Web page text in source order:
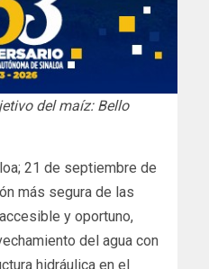
del maíz: Bello
21 de septiembre de
más segura de las
y oportuno,
del agua con
hidráulica en el